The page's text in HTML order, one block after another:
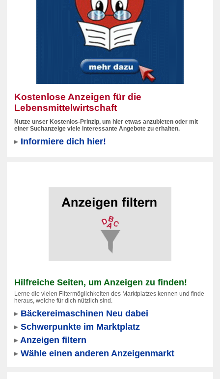
Kostenlose Anzeigen für die
Lebensmittelwirtschaft
Nutze unser Kostenlos-Prinzip, um hier etwas anzubieten oder mit
einer Suchanzeige viele interessante Angebote zu erhalten.
Informiere dich hier!
Hilfreiche Seiten, um Anzeigen zu finden!
Lerne die vielen Filtermöglichkeiten des Marktplatzes kennen und finde
heraus, welche für dich nützlich sind.
Bäckereimaschinen Neu dabei
Schwerpunkte im Marktplatz
Anzeigen filtern
Wähle einen anderen Anzeigenmarkt